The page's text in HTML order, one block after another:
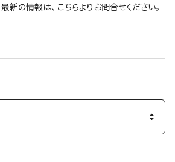
新の情報は、 こちらよりお問合せください。